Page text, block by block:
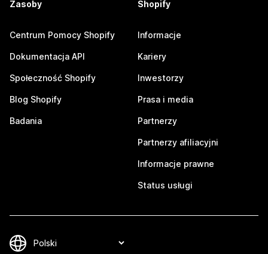
Zasoby
Centrum Pomocy Shopify
Dokumentacja API
Społeczność Shopify
Blog Shopify
Badania
Shopify
Informacje
Kariery
Inwestorzy
Prasa i media
Partnerzy
Partnerzy afiliacyjni
Informacje prawne
Status usługi